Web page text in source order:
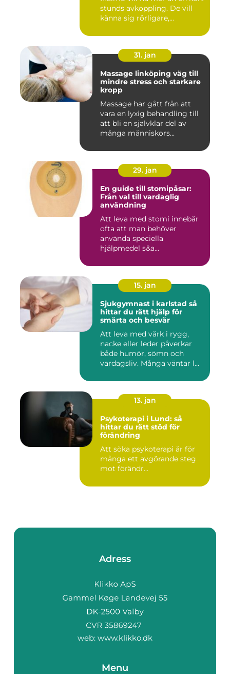
stunds avkoppling. De vill
känna sig rörligare,...
31. jan
Massage linköping väg till
mindre stress och starkare
kropp
Massage har gått från att
vara en lyxig behandling till
att bli en självklar del av
många människors...
29. jan
En guide till stomipåsar:
Från val till vardaglig
användning
Att leva med stomi innebär
ofta att man behöver
använda speciella
hjälpmedel s&a...
15. jan
Sjukgymnast i karlstad så
hittar du rätt hjälp för
smärta och besvär
Att leva med värk i rygg,
nacke eller leder påverkar
både humör, sömn och
vardagsliv. Många väntar l...
13. jan
Psykoterapi i Lund: så
hittar du rätt stöd för
förändring
Att söka psykoterapi är för
många ett avgörande steg
mot förändr...
Adress
web: www.klikko.dk
Menu